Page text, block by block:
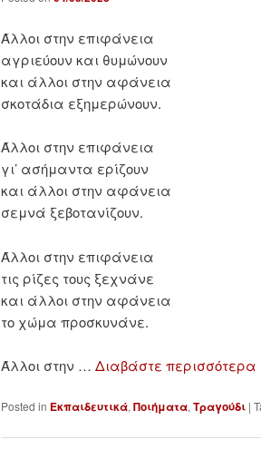
Άλλοι στην επιφάνεια
αγριεύουν και θυμώνουν
και άλλοι στην αφάνεια
σκοτάδια εξημερώνουν.
Άλλοι στην επιφάνεια
γι’ ασήμαντα ερίζουν
και άλλοι στην αφάνεια
σεμνά ξεβοτανίζουν.
Άλλοι στην επιφάνεια
τις ρίζες τους ξεχνάνε
και άλλοι στην αφάνεια
το χώμα προσκυνάνε.
Άλλοι στην … Διαβάστε περισσότερα
Posted in Εκπαιδευτικά,Ποιήματα,Τραγούδι |